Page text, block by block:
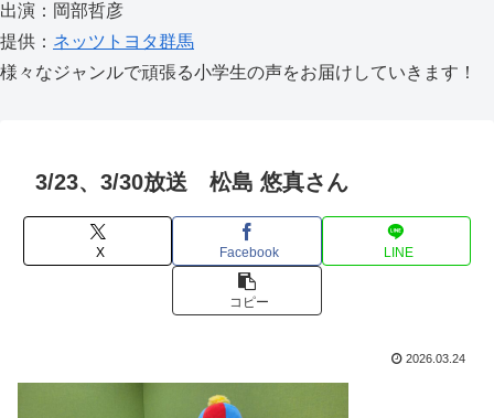
出演：岡部哲彦
提供： ネッツトヨタ群馬
様々なジャンルで頑張る小学生の声をお届けしていきます！
3/23、3/30放送 松島 悠真さん
X Facebook LINE
コピー
2026.03.24